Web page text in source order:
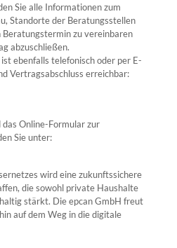
Sie alle Informationen zum
Standorte der Beratungsstellen
zu vereinbaren
abzuschließen.
ebenfalls telefonisch oder per E-
Vertragsabschluss erreichbar:
Online-Formular zur
Sie unter:
wird eine zukunftssichere
die sowohl private Haushalte
stärkt. Die epcan GmbH freut
auf dem Weg in die digitale